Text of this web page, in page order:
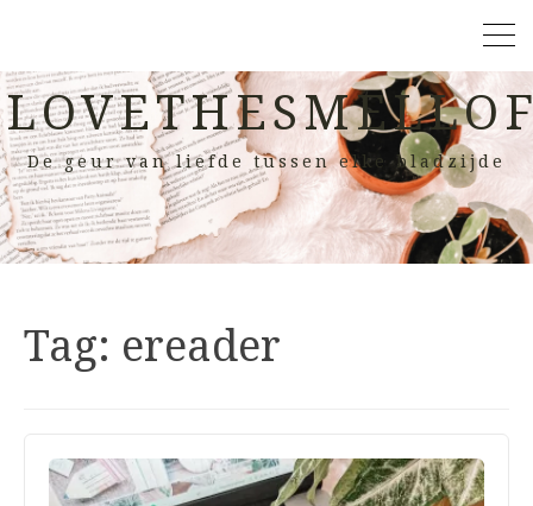
De geur van liefde tussen elke bladzijde
Tag: ereader